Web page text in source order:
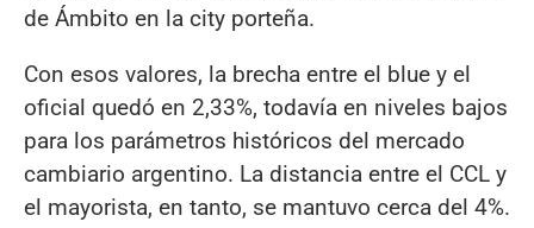
de Ámbito en la city porteña.
Con esos valores, la brecha entre el blue y el
oficial quedó en 2,33%, todavía en niveles bajos
para los parámetros históricos del mercado
cambiario argentino. La distancia entre el CCL y
el mayorista, en tanto, se mantuvo cerca del 4%.